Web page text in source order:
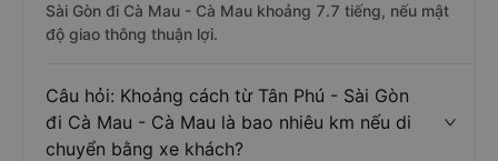
Sài Gòn đi Cà Mau - Cà Mau khoảng 7.7 tiếng, nếu mật
độ giao thông thuận lợi.
Câu hỏi: Khoảng cách từ Tân Phú - Sài Gòn
đi Cà Mau - Cà Mau là bao nhiêu km nếu di
chuyển bằng xe khách?